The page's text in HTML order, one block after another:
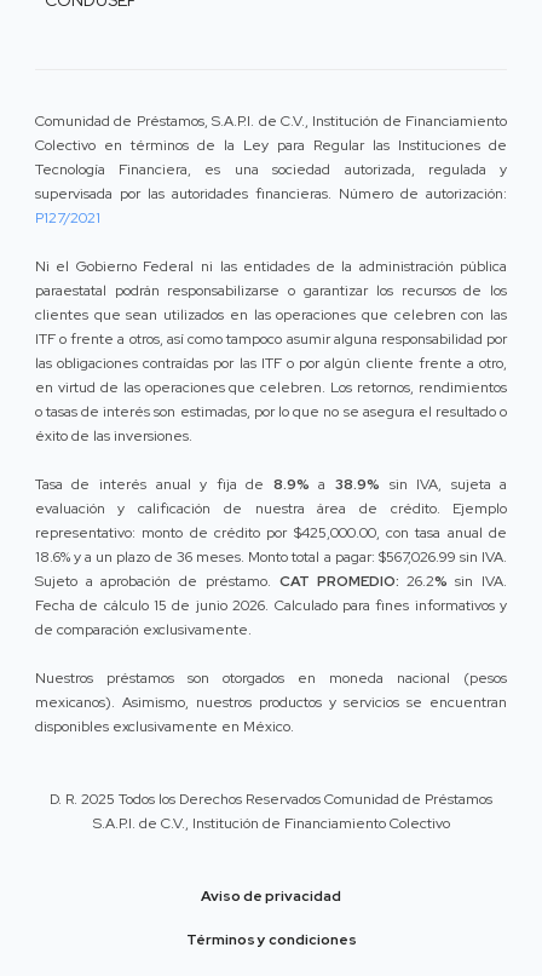
Comunidad de Préstamos, S.A.P.I. de C.V., Institución de Financiamiento
Colectivo en términos de la Ley para Regular las Instituciones de
Tecnología Financiera, es una sociedad autorizada, regulada y
supervisada por las autoridades financieras. Número de autorización:
P127/2021
Ni el Gobierno Federal ni las entidades de la administración pública
paraestatal podrán responsabilizarse o garantizar los recursos de los
clientes que sean utilizados en las operaciones que celebren con las
ITF o frente a otros, así como tampoco asumir alguna responsabilidad por
las obligaciones contraídas por las ITF o por algún cliente frente a otro,
en virtud de las operaciones que celebren. Los retornos, rendimientos
o tasas de interés son estimadas, por lo que no se asegura el resultado o
éxito de las inversiones.
Tasa de interés anual y fija de 8.9% a 38.9% sin IVA, sujeta a
evaluación y calificación de nuestra área de crédito. Ejemplo
representativo: monto de crédito por $425,000.00, con tasa anual de
18.6% y a un plazo de 36 meses. Monto total a pagar: $567,026.99 sin IVA.
Sujeto a aprobación de préstamo. CAT PROMEDIO: 26.2% sin IVA.
Fecha de cálculo 15 de junio 2026. Calculado para fines informativos y
de comparación exclusivamente.
Nuestros préstamos son otorgados en moneda nacional (pesos
mexicanos). Asimismo, nuestros productos y servicios se encuentran
disponibles exclusivamente en México.
D. R. 2025 Todos los Derechos Reservados Comunidad de Préstamos
S.A.P.I. de C.V., Institución de Financiamiento Colectivo
Aviso de privacidad
Términos y condiciones